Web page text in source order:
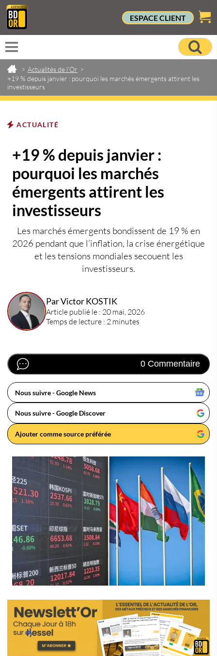
ESPACE CLIENT
> Actualités de l'Or >
+19 % depuis janvier : pourquoi les marchés émergents attirent les
investisseurs
ACTUALITÉ
+19 % depuis janvier :
pourquoi les marchés
émergents attirent les
investisseurs
Les marchés émergents bondissent de 19 % en
2026 pendant que l’inflation, la crise énergétique
et les tensions mondiales secouent les
investisseurs.
Par Victor KOSTIK
Article publié le : 20 mai, 2026
Temps de lecture : 2 minutes
0 Commentaire
Nous suivre - Google News
Nous suivre - Google Discover
Ajouter comme source préférée